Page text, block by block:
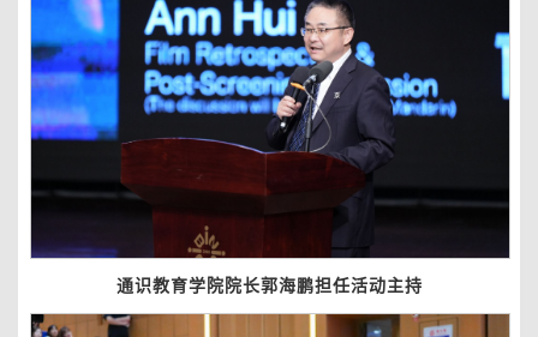
通识教育学院院长郭海鹏担任活动主持